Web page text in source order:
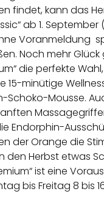
findet, kann das
ab 1. September
Voranmeldung
Noch mehr Glück
die perfekte
15-minütige
Schoko-Mousse.
Endorphin-
der Orange die
den Herbst etwas
ist eine
bis Freitag 8 bis